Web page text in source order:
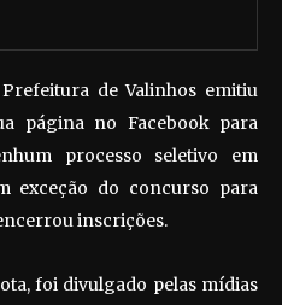
de Valinhos emitiu
página no Facebook para
processo seletivo em
exceção do concurso para
inscrições.
foi divulgado pelas mídias